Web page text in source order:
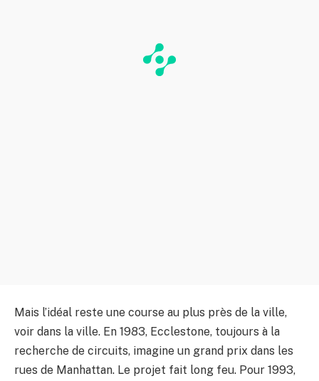
Mais l’idéal reste une course au plus près de la ville,
voir dans la ville. En 1983, Ecclestone, toujours à la
recherche de circuits, imagine un grand prix dans les
rues de Manhattan. Le projet fait long feu. Pour 1993,